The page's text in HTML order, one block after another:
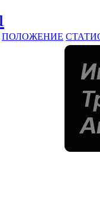
ПОЛОЖЕНИЕ